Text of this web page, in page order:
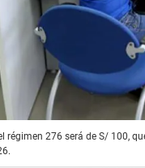
régimen 276 será de S/ 100,